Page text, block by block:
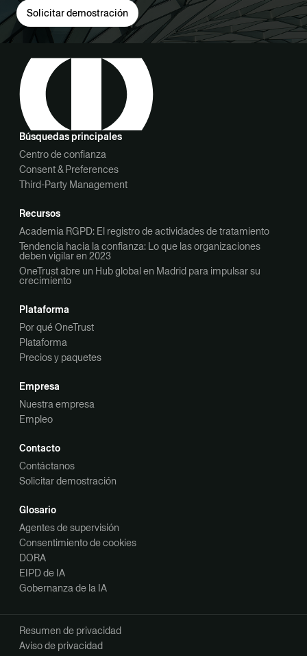
Solicitar demostración
Búsquedas principales
Centro de confianza
Consent & Preferences
Third-Party Management
Recursos
Academia RGPD: El registro de actividades de tratamiento
Tendencia hacia la confianza: Lo que las organizaciones
deben vigilar en 2023
OneTrust abre un Hub global en Madrid para impulsar su
crecimiento
Plataforma
Por qué OneTrust
Plataforma
Precios y paquetes
Empresa
Nuestra empresa
Empleo
Contacto
Contáctanos
Solicitar demostración
Glosario
Agentes de supervisión
Consentimiento de cookies
DORA
EIPD de IA
Gobernanza de la IA
Resumen de privacidad
Aviso de privacidad